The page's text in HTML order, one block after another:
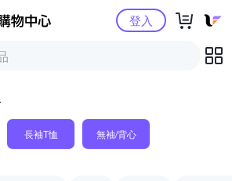
Yahoo購物中心登入
長袖T恤 無袖/背心